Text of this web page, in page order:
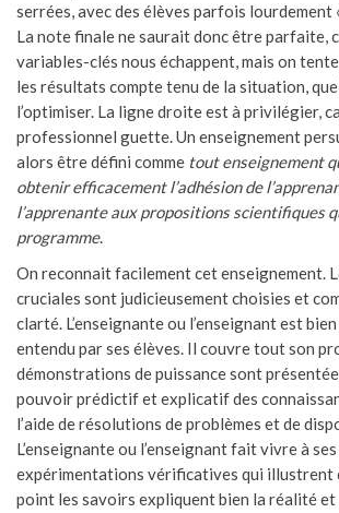
serrées, avec des élèves parfois lourdement
La note finale ne saurait donc être parfaite,
variables-clés nous échappent, mais on
les résultats compte tenu de la situation,
l’optimiser. La ligne droite est à privilégier,
professionnel guette. Un enseignement
alors être défini comme tout enseignement
obtenir efficacement l’adhésion de
l’apprenante aux propositions scientifiques
programme.
On reconnait facilement cet enseignement.
cruciales sont judicieusement choisies et
clarté. L’enseignante ou l’enseignant est
entendu par ses élèves. Il couvre tout son
démonstrations de puissance sont
pouvoir prédictif et explicatif des
l’aide de résolutions de problèmes et de
L’enseignante ou l’enseignant fait vivre à
expérimentations vérificatives qui illustrent
point les savoirs expliquent bien la réalité